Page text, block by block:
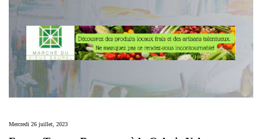
Mercredi 26 juillet, 2023